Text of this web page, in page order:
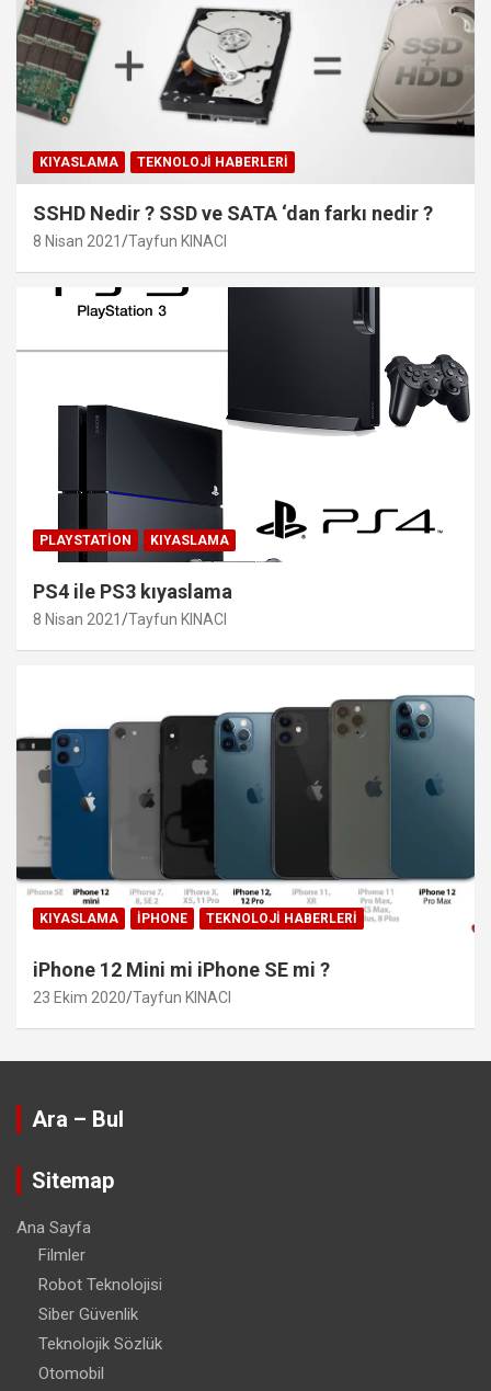
KIYASLAMA TEKNOLOJI HABERLERI
SSHD Nedir ? SSD ve SATA ‘dan farkı nedir ?
8 Nisan 2021 Tayfun KINACI
PLAYSTATION KIYASLAMA
PS4 ile PS3 kıyaslama
8 Nisan 2021 Tayfun KINACI
KIYASLAMA IPHONE TEKNOLOJI HABERLERI
iPhone 12 Mini mi iPhone SE mi ?
23 Ekim 2020 Tayfun KINACI
Ara – Bul
Sitemap
Ana Sayfa
Filmler
Robot Teknolojisi
Siber Güvenlik
Teknolojik Sözlük
Otomobil